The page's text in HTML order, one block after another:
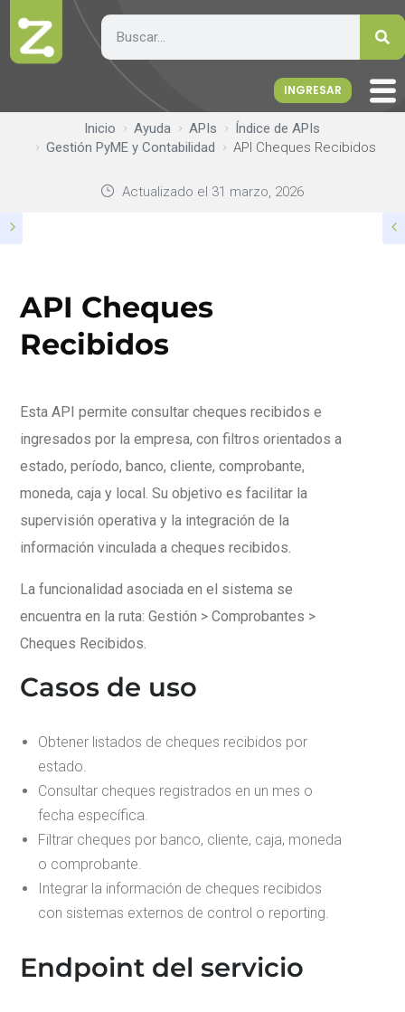
INGRESAR
Inicio Ayuda APIs
Índice de APIs
Gestión PyME y Contabilidad
API Cheques Recibidos
Actualizado el 31 marzo, 2026
API Cheques
Recibidos
Esta API permite consultar cheques recibidos e
ingresados por la empresa, con filtros orientados a
estado, período, banco, cliente, comprobante,
moneda, caja y local. Su objetivo es facilitar la
supervisión operativa y la integración de la
información vinculada a cheques recibidos.
La funcionalidad asociada en el sistema se
encuentra en la ruta: Gestión > Comprobantes >
Cheques Recibidos.
Casos de uso
Obtener listados de cheques recibidos por
estado.
Consultar cheques registrados en un mes o
fecha específica.
Filtrar cheques por banco, cliente, caja, moneda
o comprobante.
Integrar la información de cheques recibidos
con sistemas externos de control o reporting.
Endpoint del servicio